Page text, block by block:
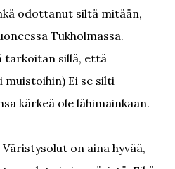
odottanut siltä mitään,
Tukholmassa.
tarkoitan sillä, että
muistoihin) Ei se silti
kärkeä ole lähimainkaan.
on aina hyvää,